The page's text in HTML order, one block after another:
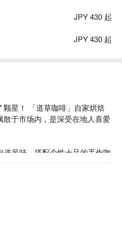
JPY 430 起
JPY 430 起
颗星！ 「道草咖啡」自家烘焙
于市场内，是深受在地人喜爱
风味，搭配个性十足的手作咖
。
起司蛋糕，绵密扎实的口感与
友好万岁。